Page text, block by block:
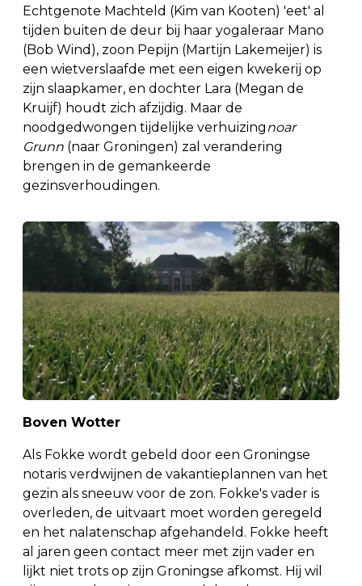
Echtgenote Machteld (Kim van Kooten) 'eet' al
tijden buiten de deur bij haar yogaleraar Mano
(Bob Wind), zoon Pepijn (Martijn Lakemeijer) is
een wietverslaafde met een eigen kwekerij op
zijn slaapkamer, en dochter Lara (Megan de
Kruijf) houdt zich afzijdig. Maar de
noodgedwongen tijdelijke verhuizing noar
Grunn (naar Groningen) zal verandering
brengen in de gemankeerde
gezinsverhoudingen.
Boven Wotter
Als Fokke wordt gebeld door een Groningse
notaris verdwijnen de vakantieplannen van het
gezin als sneeuw voor de zon. Fokke's vader is
overleden, de uitvaart moet worden geregeld
en het nalatenschap afgehandeld. Fokke heeft
al jaren geen contact meer met zijn vader en
lijkt niet trots op zijn Groningse afkomst. Hij wil